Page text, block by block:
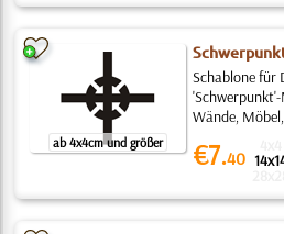
ab 4x4cm und größer
Schablone für
Wände,
€7.40